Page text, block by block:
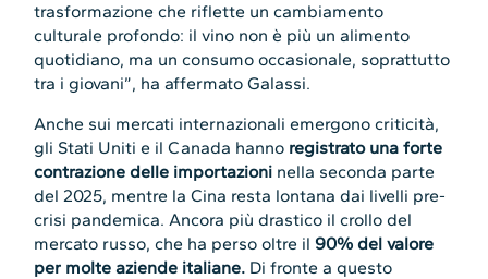
trasformazione che riflette un cambiamento
culturale profondo: il vino non è più un alimento
quotidiano, ma un consumo occasionale, soprattutto
tra i giovani”, ha affermato Galassi.
Anche sui mercati internazionali emergono criticità,
gli Stati Uniti e il Canada hanno registrato una forte
contrazione delle importazioni nella seconda parte
del 2025, mentre la Cina resta lontana dai livelli pre-
crisi pandemica. Ancora più drastico il crollo del
mercato russo, che ha perso oltre il 90% del valore
per molte aziende italiane. Di fronte a questo